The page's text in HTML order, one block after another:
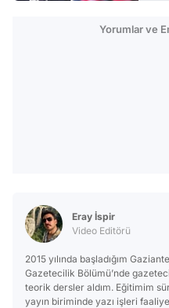
Yorumlar ve
Eray İspir
Video Editörü
2015 yılında başladığım
Gazetecilik Bölümü’nde
teorik dersler aldım. Eğitimim
yayın biriminde yazı işleri